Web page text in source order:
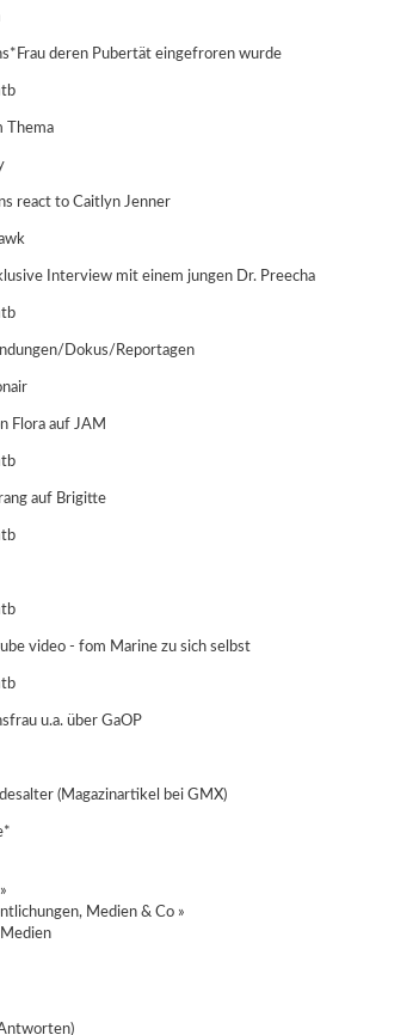
deren Pubertät eingefroren wurde
Thema
react to Caitlyn Jenner
Interview mit einem jungen Dr. Preecha
Dokus/Reportagen
Flora auf JAM
auf Brigitte
video - fom Marine zu sich selbst
u.a. über GaOP
(Magazinartikel bei GMX)
»
Medien & Co »
Medien